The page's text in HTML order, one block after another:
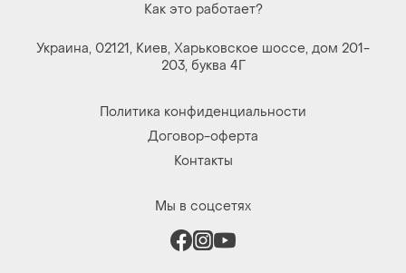
Как это работает?
Украина, 02121, Киев, Харьковское шоссе, дом 201-
203, буква 4Г
Политика конфиденциальности
Договор-оферта
Контакты
Мы в соцсетях